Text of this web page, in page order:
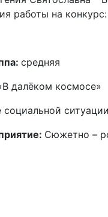
работы на конкурс:
средняя
далёком космосе»
социальной
Сюжетно –